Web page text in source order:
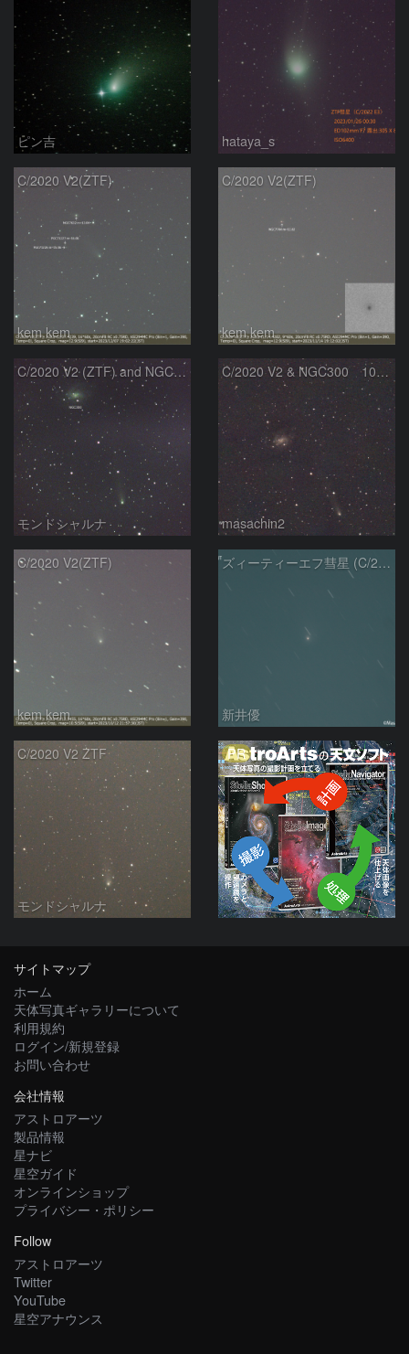
ピン吉 hataya_s
C/2020 V2(ZTF)
kem.kem
C/2020 V2(ZTF)
kem.kem
C/2020 V2 (ZTF) and NGC300
モンドシャルナ
C/2020 V2 & NGC300 10/15
masachin2
C/2020 V2(ZTF)
kem.kem
ズィーティーエフ彗星 (C/2020V2)：202309/12
新井優
C/2020 V2 ZTF
モンドシャルナ
PR
サイトマップ
ホーム
天体写真ギャラリーについて
利用規約
ログイン/新規登録
お問い合わせ
会社情報
アストロアーツ
製品情報
星ナビ
星空ガイド
オンラインショップ
プライバシー・ポリシー
Follow
アストロアーツ
Twitter
YouTube
星空アナウンス